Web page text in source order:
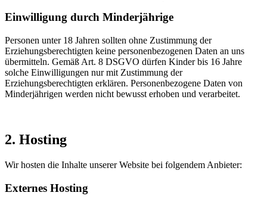
Einwilligung durch Minderjährige
Personen unter 18 Jahren sollten ohne Zustimmung der
Erziehungsberechtigten keine personenbezogenen Daten an uns
übermitteln. Gemäß Art. 8 DSGVO dürfen Kinder bis 16 Jahre
solche Einwilligungen nur mit Zustimmung der
Erziehungsberechtigten erklären. Personenbezogene Daten von
Minderjährigen werden nicht bewusst erhoben und verarbeitet.
2. Hosting
Wir hosten die Inhalte unserer Website bei folgendem Anbieter:
Externes Hosting